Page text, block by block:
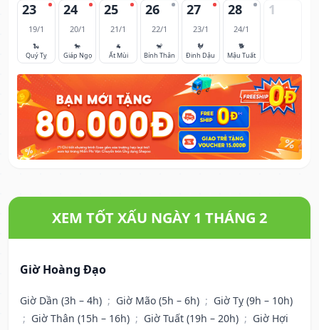
23
19/1
🐍
Quý Tỵ
24
20/1
🐎
Giáp Ngọ
25
21/1
🐐
Ất Mùi
26
22/1
🐒
Bính Thân
27
23/1
🐓
Đinh Dậu
28
24/1
🐕
Mậu Tuất
1
XEM TỐT XẤU NGÀY 1 THÁNG 2
Giờ Hoàng Đạo
Giờ Dần (3h – 4h) ; Giờ Mão (5h – 6h) ; Giờ Tỵ (9h – 10h)
; Giờ Thân (15h – 16h) ; Giờ Tuất (19h – 20h) ; Giờ Hợi